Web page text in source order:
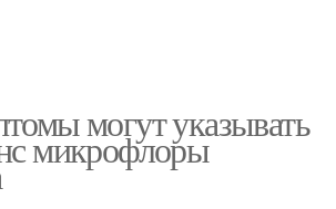
могут указывать
микрофлоры